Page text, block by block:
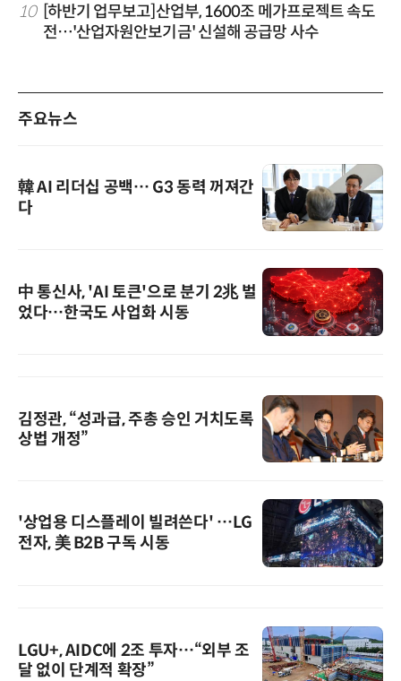
10 [하반기 업무보고]산업부, 1600조 메가프로젝트 속도
전…'산업자원안보기금' 신설해 공급망 사수
주요뉴스
韓 AI 리더십 공백… G3 동력 꺼져간
다
中 통신사, 'AI 토큰'으로 분기 2兆 벌
었다…한국도 사업화 시동
김정관, “성과급, 주총 승인 거치도록
상법 개정”
'상업용 디스플레이 빌려쓴다' …LG
전자, 美 B2B 구독 시동
LGU+, AIDC에 2조 투자…“외부 조
달 없이 단계적 확장”